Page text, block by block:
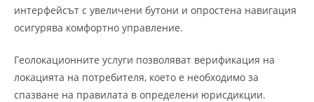
интерфейсът с увеличени бутони и опростена навигация
осигурява комфортно управление.
Геолокационните услуги позволяват верификация на
локацията на потребителя, което е необходимо за
спазване на правилата в определени юрисдикции.